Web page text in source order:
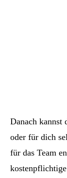
Danach kannst
oder für dich
für das Team